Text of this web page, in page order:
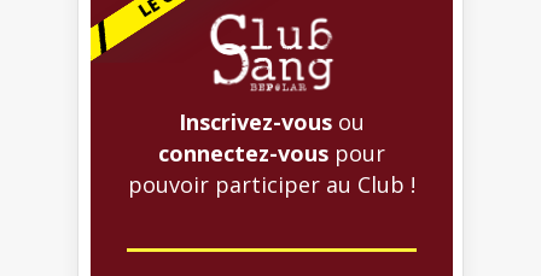
Inscrivez-vous ou
connectez-vous pour
pouvoir participer au Club !